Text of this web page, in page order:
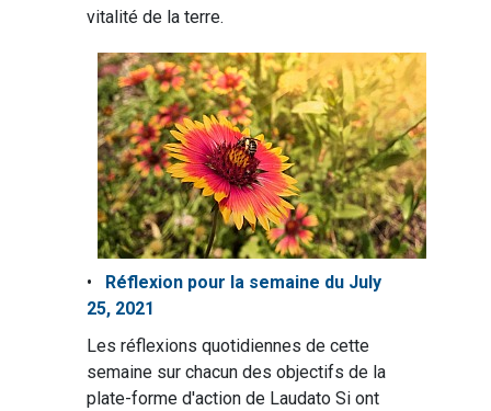
vitalité de la terre.
•
Réflexion pour la semaine du July
25, 2021
Les réflexions quotidiennes de cette
semaine sur chacun des objectifs de la
plate-forme d'action de Laudato Si ont